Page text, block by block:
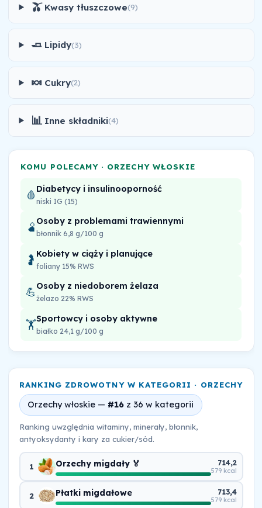
🫒 Kwasy tłuszczowe(9)
🧈 Lipidy(3)
🍬 Cukry(2)
📊 Inne składniki(4)
KOMU POLECAMY · ORZECHY WŁOSKIE
🩸 Diabetycy i insulinooporność
niski IG (15)
🫄Osoby z problemami trawiennymi
błonnik 6,8 g/100 g
🤰 Kobiety w ciąży i planujące
foliany 15% RWS
💪Osoby z niedoborem żelaza
żelazo 22% RWS
🏋️Sportowcy i osoby aktywne
białko 24,1 g/100 g
RANKING ZDROWOTNY W KATEGORII · ORZECHY
Orzechy włoskie — #16 z 36 w kategorii
Ranking uwzględnia witaminy, minerały, błonnik,
antyoksydanty i kary za cukier/sód.
1 Orzechy migdały 🏅 714,2
579 kcal
2 Płatki migdałowe 713,4
579 kcal